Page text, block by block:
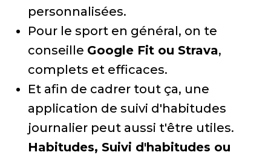
personnalisées.
Pour le sport en général, on te
conseille Google Fit ou Strava,
complets et efficaces.
Et afin de cadrer tout ça, une
application de suivi d'habitudes
journalier peut aussi t'être utiles.
Habitudes, Suivi d'habitudes ou